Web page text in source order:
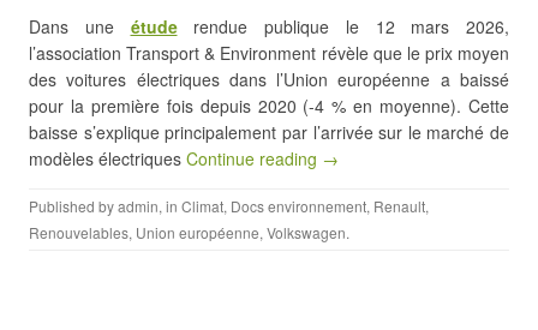
Dans une étuderendue publique le 12 mars 2026,
l’association Transport & Environment révèle que le prix moyen
des voitures électriques dans l’Union européenne a baissé
pour la première fois depuis 2020 (-4 % en moyenne). Cette
baisse s’explique principalement par l’arrivée sur le marché de
modèles électriques Continue reading →
Published byadmin, in Climat, Docs environnement, Renault,
Renouvelables, Union européenne, Volkswagen.